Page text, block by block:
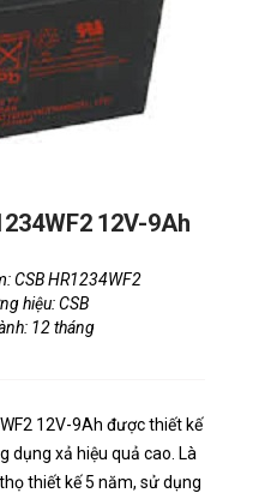
12V-9Ah
CSB HR1234WF2
hiệu: CSB
12 tháng
12V-9Ah được thiết kế
dụng xả hiệu quả cao. Là
thiết kế 5 năm, sử dụng